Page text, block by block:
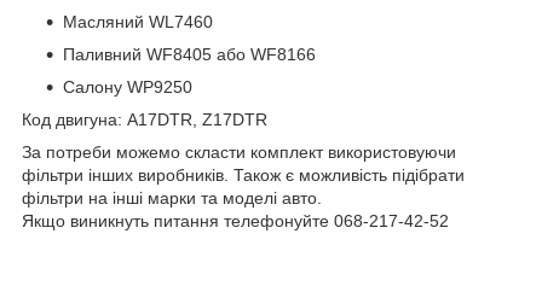
Масляний WL7460
Паливний WF8405 або WF8166
Салону WP9250
Код двигуна: A17DTR, Z17DTR
За потреби можемо скласти комплект використовуючи
фільтри інших виробників. Також є можливість підібрати
фільтри на інші марки та моделі авто.
Якщо виникнуть питання телефонуйте 068-217-42-52